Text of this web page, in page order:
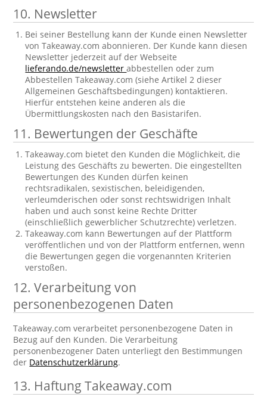
10. Newsletter
Bei seiner Bestellung kann der Kunde einen Newsletter
von Takeaway.com abonnieren. Der Kunde kann diesen
Newsletter jederzeit auf der Webseite
lieferando.de/newsletterabbestellen oder zum
Abbestellen Takeaway.com (siehe Artikel 2 dieser
Allgemeinen Geschäftsbedingungen) kontaktieren.
Hierfür entstehen keine anderen als die
Übermittlungskosten nach den Basistarifen.
11. Bewertungen der Geschäfte
Takeaway.com bietet den Kunden die Möglichkeit, die
Leistung des Geschäfts zu bewerten. Die eingestellten
Bewertungen des Kunden dürfen keinen
rechtsradikalen, sexistischen, beleidigenden,
verleumderischen oder sonst rechtswidrigen Inhalt
haben und auch sonst keine Rechte Dritter
(einschließlich gewerblicher Schutzrechte) verletzen.
Takeaway.com kann Bewertungen auf der Plattform
veröffentlichen und von der Plattform entfernen, wenn
die Bewertungen gegen die vorgenannten Kriterien
verstoßen.
12. Verarbeitung von
personenbezogenen Daten
Takeaway.com verarbeitet personenbezogene Daten in
Bezug auf den Kunden. Die Verarbeitung
personenbezogener Daten unterliegt den Bestimmungen
der Datenschutzerklärung.
13. Haftung Takeaway.com